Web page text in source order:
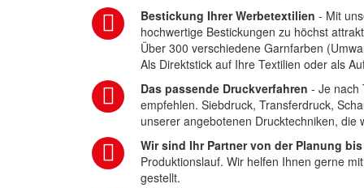
Bestickung Ihrer Werbetextilien - Mit
hochwertige Bestickungen zu höchst
Über 300 verschiedene Garnfarben
Als Direktstick auf Ihre Textilien oder als
Das passende Druckverfahren - Je nach
empfehlen. Siebdruck, Transferdruck,
unserer angebotenen Drucktechniken,
Wir sind Ihr Partner von der Planung
Produktionslauf. Wir helfen Ihnen gerne
gestellt.